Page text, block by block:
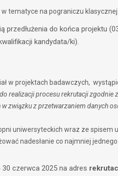
tematyce na pograniczu
do końca projektu
kandydata/ki).
w projektach badawczych,
realizacji procesu rekrutacji
związku z przetwarzaniem danych
uniwersyteckich wraz ze spisem
nadesłanie co najmniej
czerwca 2025 na adres